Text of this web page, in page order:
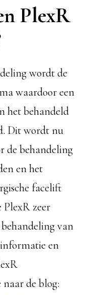
PlexR
wordt de
waardoor een
het behandeld
Dit wordt nu
de behandeling
en het
facelift
PlexR zeer
van
en
de blog: